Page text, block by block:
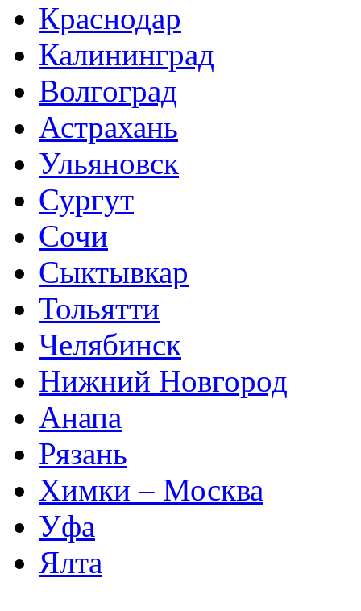
Краснодар
Калининград
Волгоград
Астрахань
Ульяновск
Сургут
Сочи
Сыктывкар
Тольятти
Челябинск
Нижний Новгород
Анапа
Рязань
Химки – Москва
Уфа
Ялта